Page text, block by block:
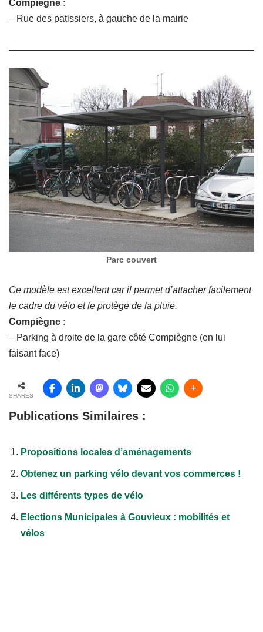
Compiègne :
– Rue des patissiers, à gauche de la mairie
Parc couvert
Ce modèle est excellent car il permet d’attacher facilement
le cadre du vélo et le protège de la pluie.
Compiègne :
– Parking à droite de la gare côté Compiègne (en lui
faisant face)
SHARES
Publications Similaires :
Propositions locales d’aménagements
Obtenez un parking vélo devant vos commerces !
Les différents types de vélo
Elections Municipales à Gouvieux : mobilités et
vélos